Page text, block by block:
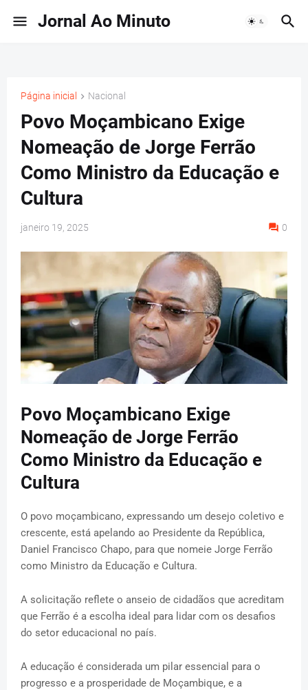
Jornal Ao Minuto
Página inicial Nacional
Povo Moçambicano Exige
Nomeação de Jorge Ferrão
Como Ministro da Educação e
Cultura
janeiro 19, 2025 0
Povo Moçambicano Exige
Nomeação de Jorge Ferrão
Como Ministro da Educação e
Cultura
O povo moçambicano, expressando um desejo coletivo e
crescente, está apelando ao Presidente da República,
Daniel Francisco Chapo, para que nomeie Jorge Ferrão
como Ministro da Educação e Cultura.
A solicitação reflete o anseio de cidadãos que acreditam
que Ferrão é a escolha ideal para lidar com os desafios
do setor educacional no país.
A educação é considerada um pilar essencial para o
progresso e a prosperidade de Moçambique, e a